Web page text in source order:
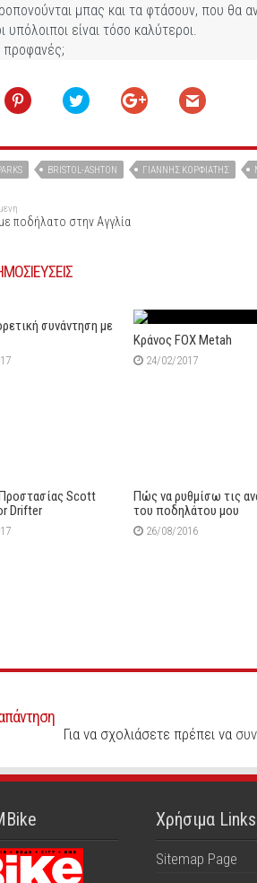
μπας και τα φτάσουν, που θα
υπόλοιποι είναι τόσο καλύτεροι.
προφανές;
BRISTOL-ASHTON ΓΙΆΝΝΗΣ ΚΟΡΦΙΆΤΗΣ
ποδήλατο στην Αγγλία
συνάντηση με
Κράνος FOX Metah
24/02/2017
Scott
Drifter
Πώς να ρυθμίσω τις
του ποδηλάτου μου
26/08/2016
Για να σχολιάσετε πρέπει να
Χρήσιμα Links
Sitemap Page